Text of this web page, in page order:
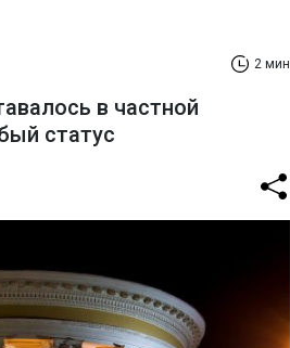
2 мин
в частной
статус